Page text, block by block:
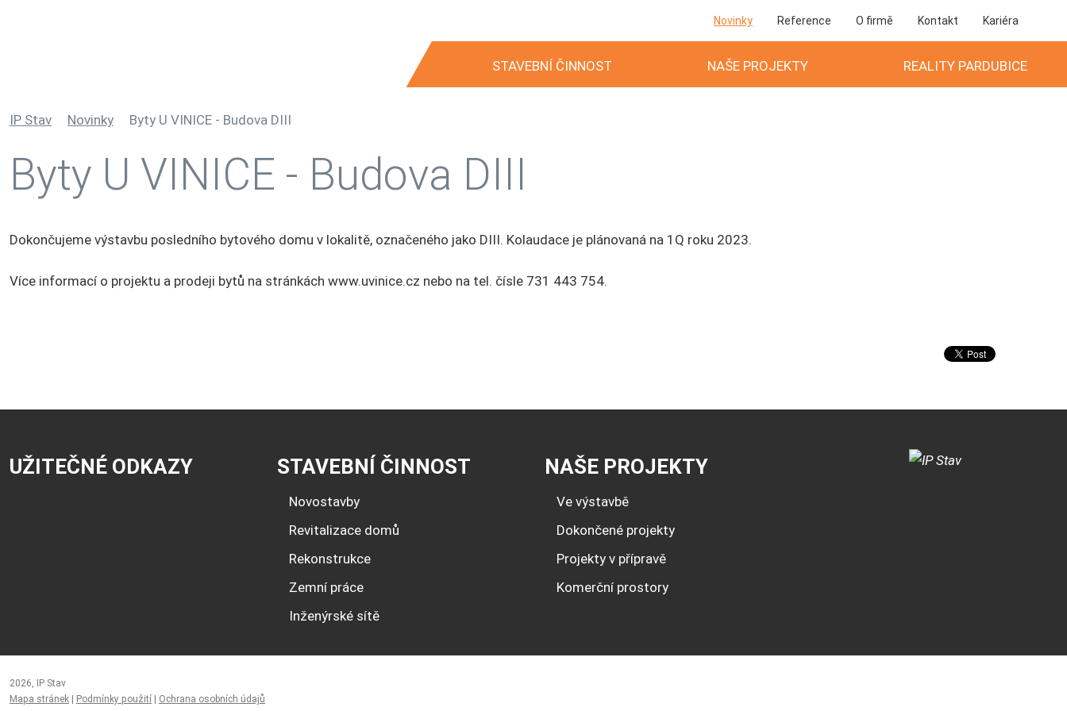
Novinky Reference O firmě Kontakt Kariéra
STAVEBNÍ ČINNOST NAŠE PROJEKTY REALITY PARDUBICE
IP Stav Novinky Byty U VINICE - Budova DIII
Byty U VINICE - Budova DIII
Dokončujeme výstavbu posledního bytového domu v lokalitě, označeného jako DIII. Kolaudace je plánovaná na 1Q roku 2023.
Více informací o projektu a prodeji bytů na stránkách www.uvinice.cz nebo na tel. čísle 731 443 754.
UŽITEČNÉ ODKAZY STAVEBNÍ ČINNOST
Novostavby
Revitalizace domů
Rekonstrukce
Zemní práce
Inženýrské sítě
NAŠE PROJEKTY
Ve výstavbě
Dokončené projekty
Projekty v přípravě
Komerční prostory
2026, IP Stav
Mapa stránek| Podmínky použití Ochrana osobních údajů